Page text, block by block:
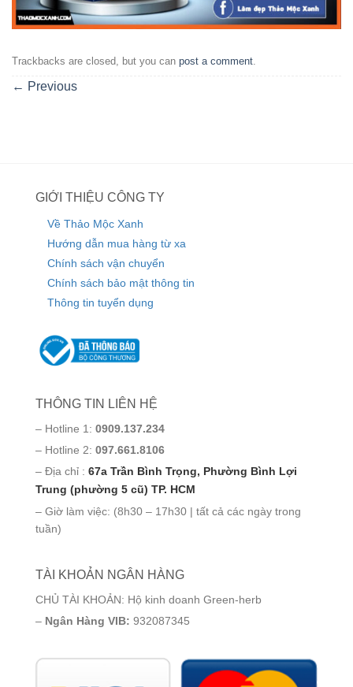
Trackbacks are closed, but you can post a comment
← Previous
GIỚI THIỆU CÔNG TY
Về Thảo Mộc Xanh
Hướng dẫn mua hàng từ xa
Chính sách vận chuyển
Chính sách bảo mật thông tin
Thông tin tuyển dụng
THÔNG TIN LIÊN HỆ
– Hotline 1: 0909.137.234
– Hotline 2: 097.661.8106
– Địa chỉ : 67a Trần Bình Trọng, Phường Bình Lợi
Trung (phường 5 cũ) TP. HCM
– Giờ làm việc: (8h30 – 17h30 | tất cả các ngày trong
tuần)
TÀI KHOẢN NGÂN HÀNG
CHỦ TÀI KHOẢN: Hộ kinh doanh Green-herb
– Ngân Hàng VIB: 932087345